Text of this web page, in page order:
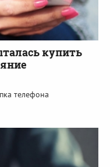
купить
телефона